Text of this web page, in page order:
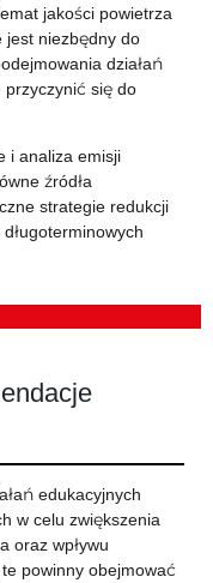
jakości powietrza
jest niezbędny do
działań
się do
i analiza emisji
źródła
strategie redukcji
edukacyjnych
w celu zwiększenia
oraz wpływu
powinny obejmować